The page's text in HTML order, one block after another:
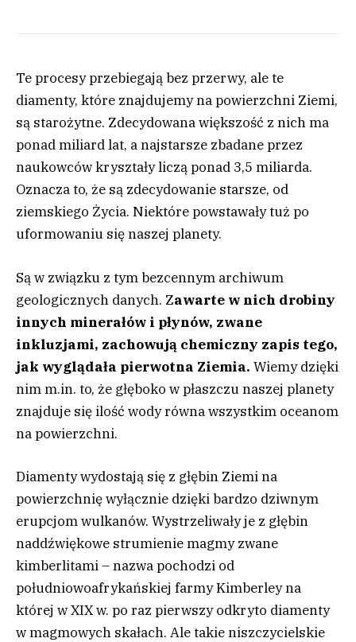
Te procesy przebiegają bez przerwy, ale te
diamenty, które znajdujemy na powierzchni Ziemi,
są starożytne. Zdecydowana większość z nich ma
ponad miliard lat, a najstarsze zbadane przez
naukowców kryształy liczą ponad 3,5 miliarda.
Oznacza to, że są zdecydowanie starsze, od
ziemskiego Życia. Niektóre powstawały tuż po
uformowaniu się naszej planety.
Są w związku z tym bezcennym archiwum
geologicznych danych. Zawarte w nich drobiny
innych minerałów i płynów, zwane
inkluzjami, zachowują chemiczny zapis tego,
jak wyglądała pierwotna Ziemia. Wiemy dzięki
nim m.in. to, że głęboko w płaszczu naszej planety
znajduje się ilość wody równa wszystkim oceanom
na powierzchni.
Diamenty wydostają się z głębin Ziemi na
powierzchnię wyłącznie dzięki bardzo dziwnym
erupcjom wulkanów. Wystrzeliwały je z głębin
naddźwiękowe strumienie magmy zwane
kimberlitami – nazwa pochodzi od
południowoafrykańskiej farmy Kimberley na
której w XIX w. po raz pierwszy odkryto diamenty
w magmowych skałach. Ale takie niszczycielskie